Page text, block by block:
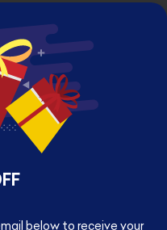
below to receive your